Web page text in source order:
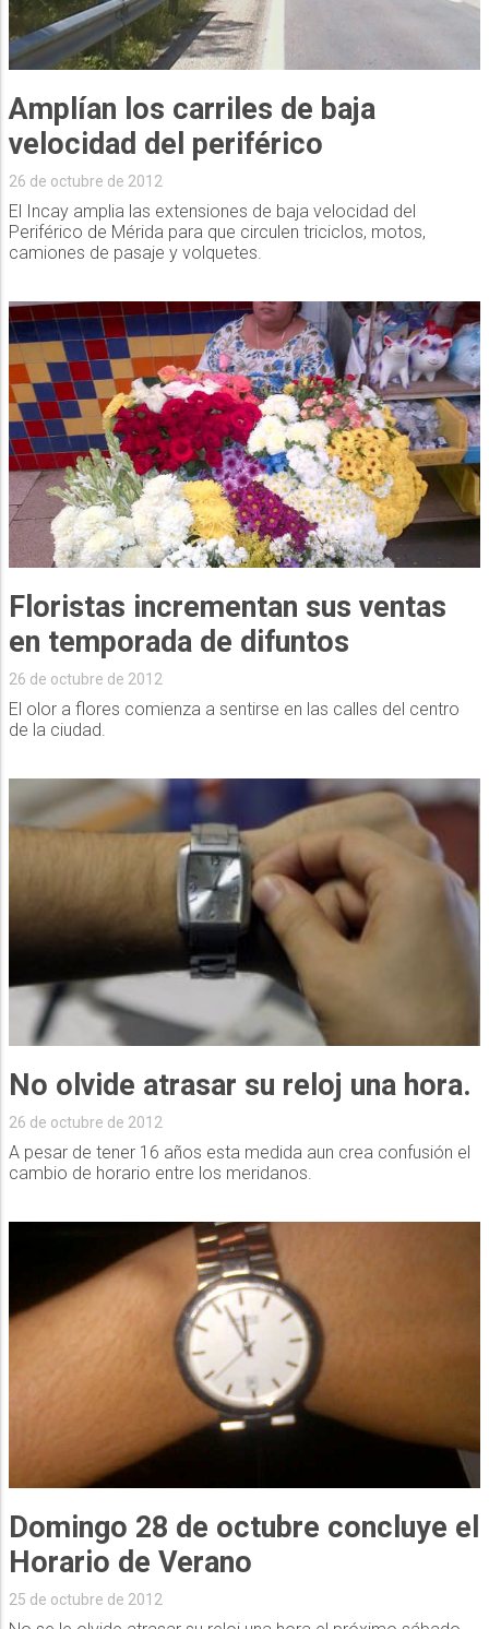
Amplían los carriles de baja
velocidad del periférico
26 de octubre de 2012
El Incay amplia las extensiones de baja velocidad del
Periférico de Mérida para que circulen triciclos, motos,
camiones de pasaje y volquetes.
Floristas incrementan sus ventas
en temporada de difuntos
26 de octubre de 2012
El olor a flores comienza a sentirse en las calles del centro
de la ciudad.
No olvide atrasar su reloj una hora.
26 de octubre de 2012
A pesar de tener 16 años esta medida aun crea confusión el
cambio de horario entre los meridanos.
Domingo 28 de octubre concluye el
Horario de Verano
25 de octubre de 2012